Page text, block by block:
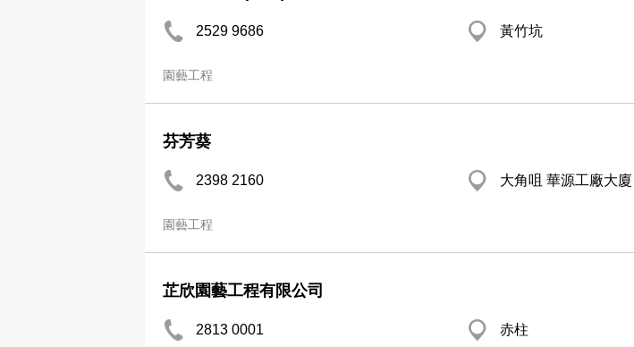
2529 9686 黃竹坑
園藝工程
芬芳葵
2398 2160 大角咀 華源工廠大廈
園藝工程
芷欣園藝工程有限公司
2813 0001 赤柱